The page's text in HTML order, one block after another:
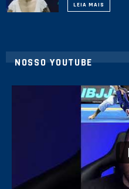
LEIA MAIS
NOSSO YOUTUBE